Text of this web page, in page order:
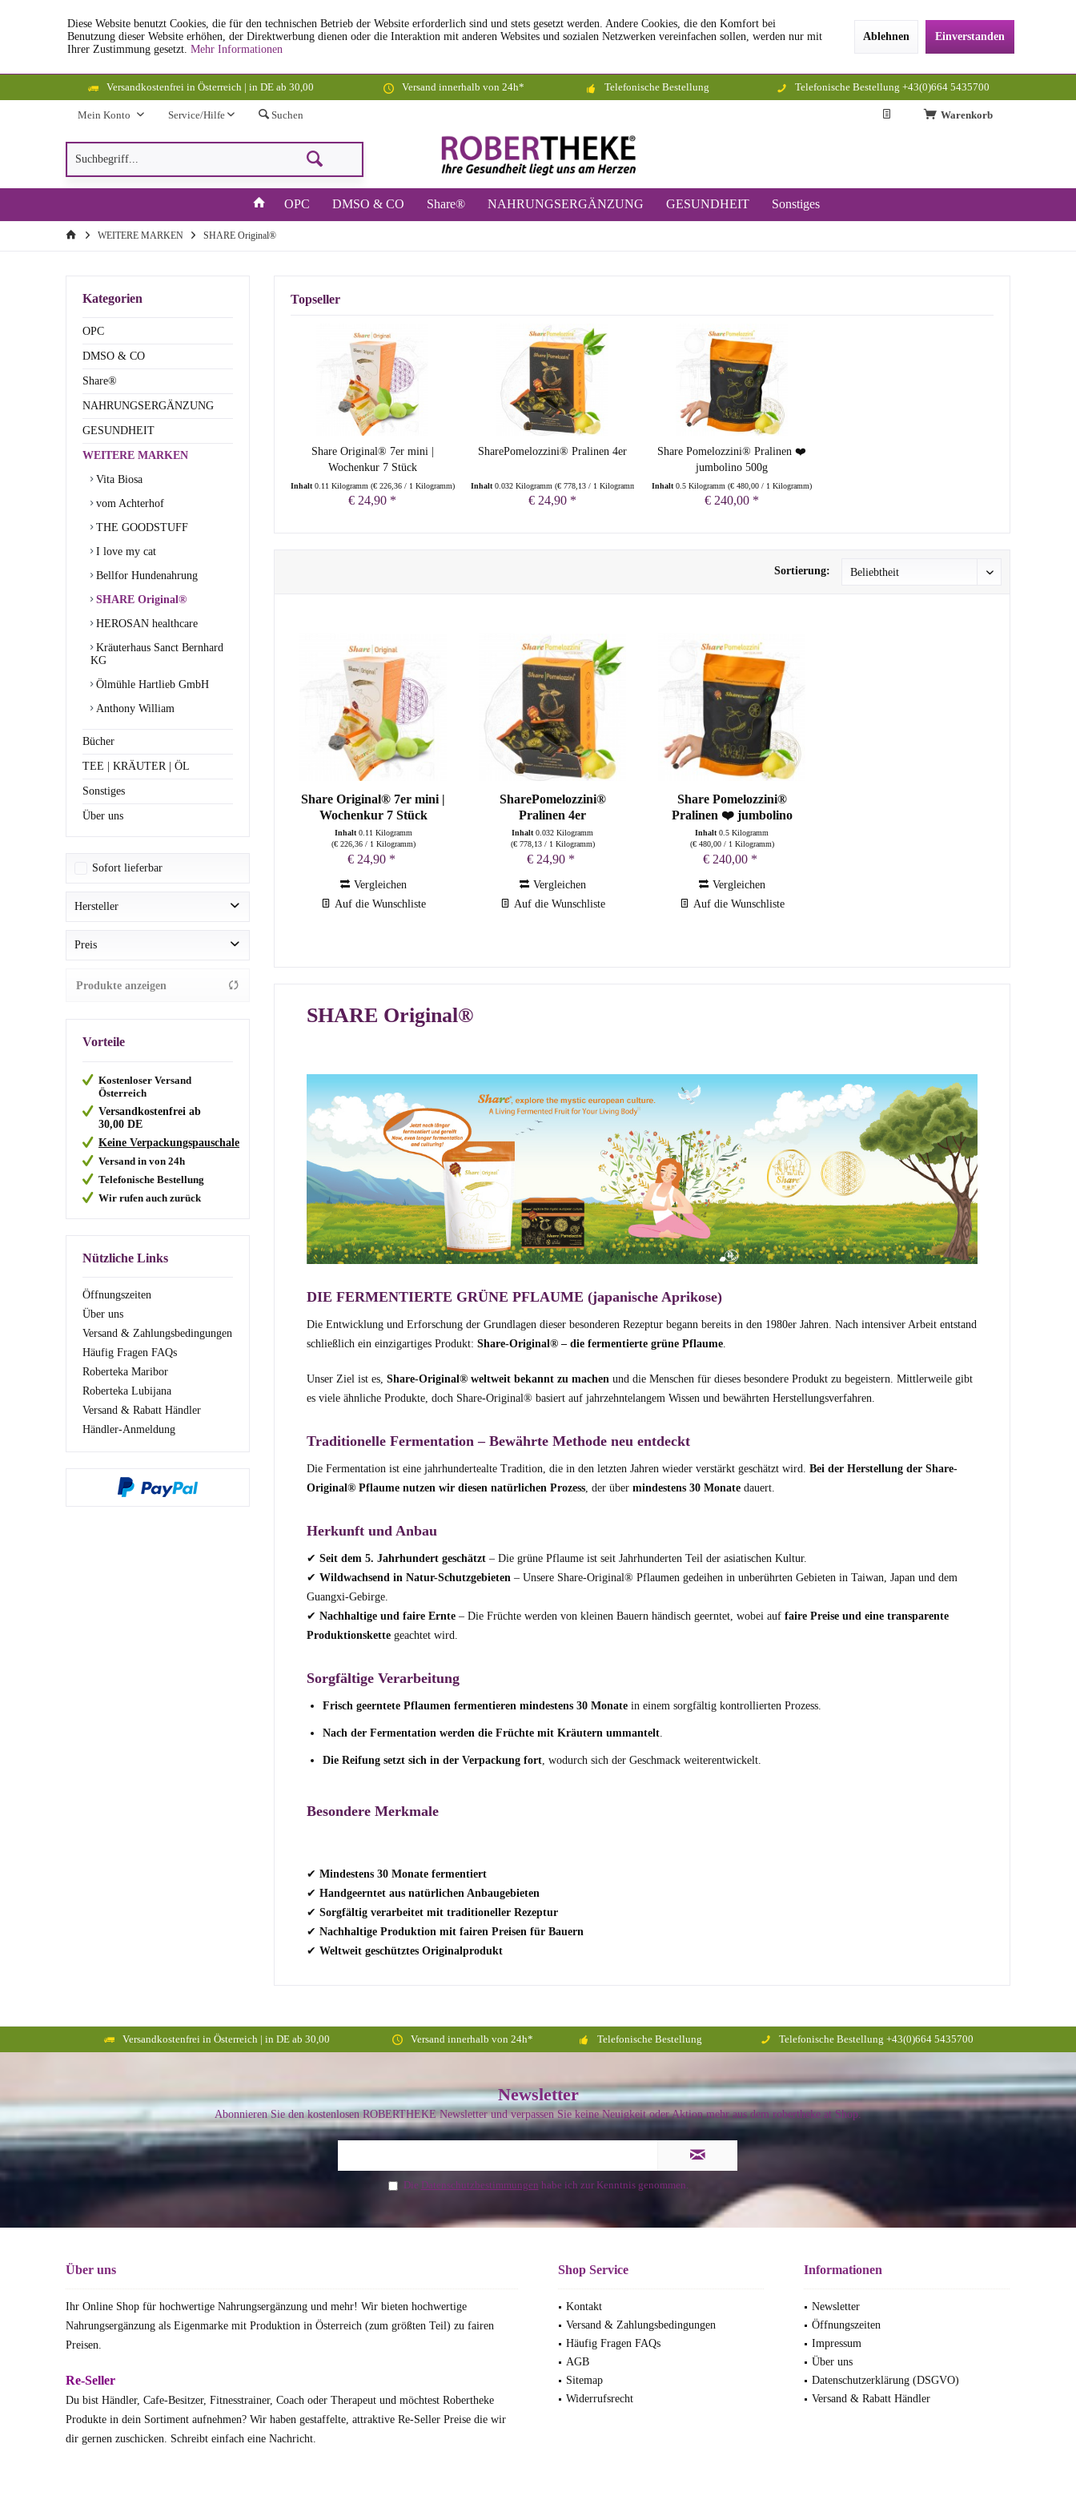
Diese Website benutzt Cookies, die für den technischen Betrieb der Website erforderlich sind und stets gesetzt werden. Andere Cookies, die den Komfort bei
Benutzung dieser Website erhöhen, der Direktwerbung dienen oder die Interaktion mit anderen Websites und sozialen Netzwerken vereinfachen sollen, werden nur mit
Ihrer Zustimmung gesetzt. Mehr Informationen
Ablehnen Einverstanden
Versandkostenfrei in Österreich | in DE ab 30,00 Versand innerhalb von 24h* Telefonische Bestellung Telefonische Bestellung +43(0)664 5435700
Warenkorb
Mein Konto Service/Hilfe Suchen
OPC DMSO & CO Share® NAHRUNGSERGÄNZUNG GESUNDHEIT Sonstiges
WEITERE MARKEN SHARE Original®
Kategorien
OPC
DMSO & CO
Share®
NAHRUNGSERGÄNZUNG
GESUNDHEIT
WEITERE MARKEN
Vita Biosa
vom Achterhof
THE GOODSTUFF
I love my cat
Bellfor Hundenahrung
SHARE Original®
HEROSAN healthcare
Kräuterhaus Sanct Bernhard
KG
Ölmühle Hartlieb GmbH
Anthony William
Bücher
TEE | KRÄUTER | ÖL
Sonstiges
Über uns
Sofort lieferbar
Hersteller
Share Swiss AG | Vertrieb Share Marketing-Trading-Logistik GmbH
Preis
€ 24,90
Produkte anzeigen
Vorteile
Kostenloser Versand
Österreich
Versandkostenfrei ab
30,00 DE
Keine Verpackungspauschale
Versand in von 24h
Telefonische Bestellung
Wir rufen auch zurück
Nützliche Links
Öffnungszeiten
Über uns
Versand & Zahlungsbedingungen
Häufig Fragen FAQs
Roberteka Maribor
Roberteka Lubijana
Versand & Rabatt Händler
Händler-Anmeldung
Topseller
Share Original® 7er mini |
Wochenkur 7 Stück
Inhalt 0.11 Kilogramm (€ 226,36 / 1 Kilogramm)
€ 24,90 *
SharePomelozzini® Pralinen 4er
Inhalt 0.032 Kilogramm (€ 778,13/ 1 Kilogramm)
€ 24,90 *
Share Pomelozzini® Pralinen ❤️
jumbolino 500g
Inhalt0.5 Kilogramm(€ 480,00 / 1 Kilogramm)
€ 240,00 *
Sortierung:
Share Original® 7er mini |
Wochenkur 7 Stück
Inhalt0.11 Kilogramm
(€ 226,36/ 1 Kilogramm)
€ 24,90 *
Vergleichen
Auf die Wunschliste
SharePomelozzini®
Pralinen 4er
Inhalt0.032 Kilogramm
(€ 778,13/ 1 Kilogramm)
€ 24,90 *
Vergleichen
Auf die Wunschliste
Share Pomelozzini®
Pralinen ❤️ jumbolino
500g
Inhalt0.5 Kilogramm
(€ 480,00/ 1 Kilogramm)
€ 240,00 *
Vergleichen
Auf die Wunschliste
SHARE Original®
DIE FERMENTIERTE GRÜNE PFLAUME (japanische Aprikose)
Die Entwicklung und Erforschung der Grundlagen dieser besonderen Rezeptur begann bereits in den 1980er Jahren. Nach intensiver Arbeit entstand
schließlich ein einzigartiges Produkt: Share-Original® – die fermentierte grüne Pflaume
Unser Ziel ist es, Share-Original® weltweit bekannt zu machen und die Menschen für dieses besondere Produkt zu begeistern. Mittlerweile gibt
es viele ähnliche Produkte, doch Share-Original® basiert auf jahrzehntelangem Wissen und bewährten Herstellungsverfahren.
Traditionelle Fermentation – Bewährte Methode neu entdeckt
Die Fermentation ist eine jahrhundertealte Tradition, die in den letzten Jahren wieder verstärkt geschätzt wird. Bei der Herstellung der Share-
Original® Pflaume nutzen wir diesen natürlichen Prozess , der über mindestens 30 Monate dauert.
Herkunft und Anbau
✔ Seit dem 5. Jahrhundert geschätzt – Die grüne Pflaume ist seit Jahrhunderten Teil der asiatischen Kultur.
✔ Wildwachsend in Natur-Schutzgebieten – Unsere Share-Original® Pflaumen gedeihen in unberührten Gebieten in Taiwan, Japan und dem
Guangxi-Gebirge.
✔ Nachhaltige und faire Ernte – Die Früchte werden von kleinen Bauern händisch geerntet, wobei auf faire Preise und eine transparente
Produktionskette geachtet wird.
Sorgfältige Verarbeitung
Frisch geerntete Pflaumen fermentieren mindestens 30 Monate in einem sorgfältig kontrollierten Prozess.
Nach der Fermentation werden die Früchte mit Kräutern ummantelt
Die Reifung setzt sich in der Verpackung fort , wodurch sich der Geschmack weiterentwickelt.
Besondere Merkmale
✔ Mindestens 30 Monate fermentiert
✔ Handgeerntet aus natürlichen Anbaugebieten
✔ Sorgfältig verarbeitet mit traditioneller Rezeptur
✔ Nachhaltige Produktion mit fairen Preisen für Bauern
✔ Weltweit geschütztes Originalprodukt
Versandkostenfrei in Österreich | in DE ab 30,00 Versand innerhalb von 24h* Telefonische Bestellung Telefonische Bestellung +43(0)664 5435700
Newsletter
Abonnieren Sie den kostenlosen ROBERTHEKE Newsletter und verpassen Sie keine Neuigkeit oder Aktion mehr aus dem robertheke.at Shop.
Die Datenschutzbestimmungen habe ich zur Kenntnis genommen.
Über uns
Ihr Online Shop für hochwertige Nahrungsergänzung und mehr! Wir bieten hochwertige
Nahrungsergänzung als Eigenmarke mit Produktion in Österreich (zum größten Teil) zu fairen
Preisen.
Re-Seller
Du bist Händler, Cafe-Besitzer, Fitnesstrainer, Coach oder Therapeut und möchtest Robertheke
Produkte in dein Sortiment aufnehmen? Wir haben gestaffelte, attraktive Re-Seller Preise die wir
dir gernen zuschicken. Schreibt einfach eine Nachricht.
Shop Service
Kontakt
Versand & Zahlungsbedingungen
Häufig Fragen FAQs
AGB
Sitemap
Widerrufsrecht
Informationen
Newsletter
Öffnungszeiten
Impressum
Über uns
Datenschutzerklärung (DSGVO)
Versand & Rabatt Händler